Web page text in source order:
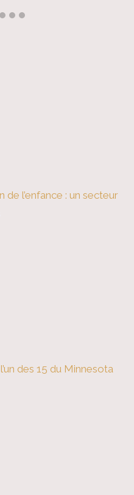
l’enfance : un secteur
des 15 du Minnesota